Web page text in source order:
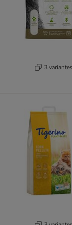
3 variantes